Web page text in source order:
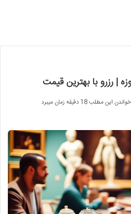
| رزرو با بهترین قیمت
خواندن این مطلب 18 دقیقه زمان میبرد